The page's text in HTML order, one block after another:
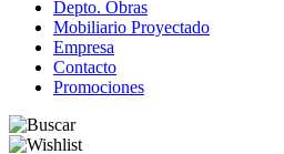
Depto. Obras
Mobiliario Proyectado
Empresa
Contacto
Promociones